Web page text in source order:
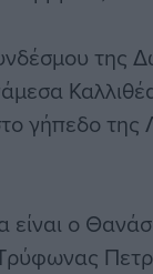
της
γήπεδο
είναι ο